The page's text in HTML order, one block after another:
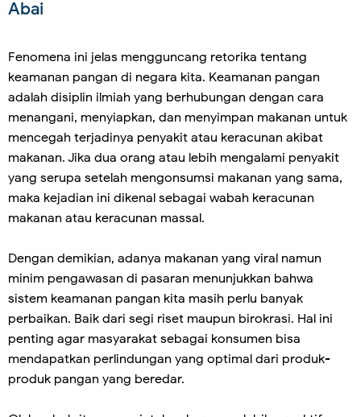
Abai
Fenomena ini jelas mengguncang retorika tentang
keamanan pangan di negara kita. Keamanan pangan
adalah disiplin ilmiah yang berhubungan dengan cara
menangani, menyiapkan, dan menyimpan makanan untuk
mencegah terjadinya penyakit atau keracunan akibat
makanan. Jika dua orang atau lebih mengalami penyakit
yang serupa setelah mengonsumsi makanan yang sama,
maka kejadian ini dikenal sebagai wabah keracunan
makanan atau keracunan massal.
Dengan demikian, adanya makanan yang viral namun
minim pengawasan di pasaran menunjukkan bahwa
sistem keamanan pangan kita masih perlu banyak
perbaikan. Baik dari segi riset maupun birokrasi. Hal ini
penting agar masyarakat sebagai konsumen bisa
mendapatkan perlindungan yang optimal dari produk-
produk pangan yang beredar.